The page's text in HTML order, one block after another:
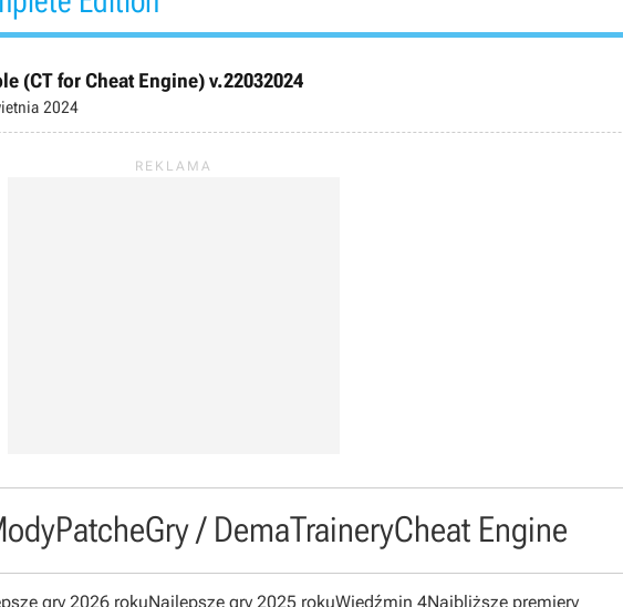
(CT for Cheat Engine) v.22032024
2024
PatcheGry / DemaTraineryCheat Engine
gry 2026 rokuNajlepsze gry 2025 rokuWiedźmin 4Najbliższe premiery